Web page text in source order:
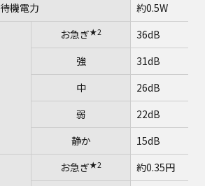
待機電力
約0.5W
お急ぎ★2
36dB
強
31dB
中
26dB
弱
22dB
静か
15dB
お急ぎ★2
約0.35円